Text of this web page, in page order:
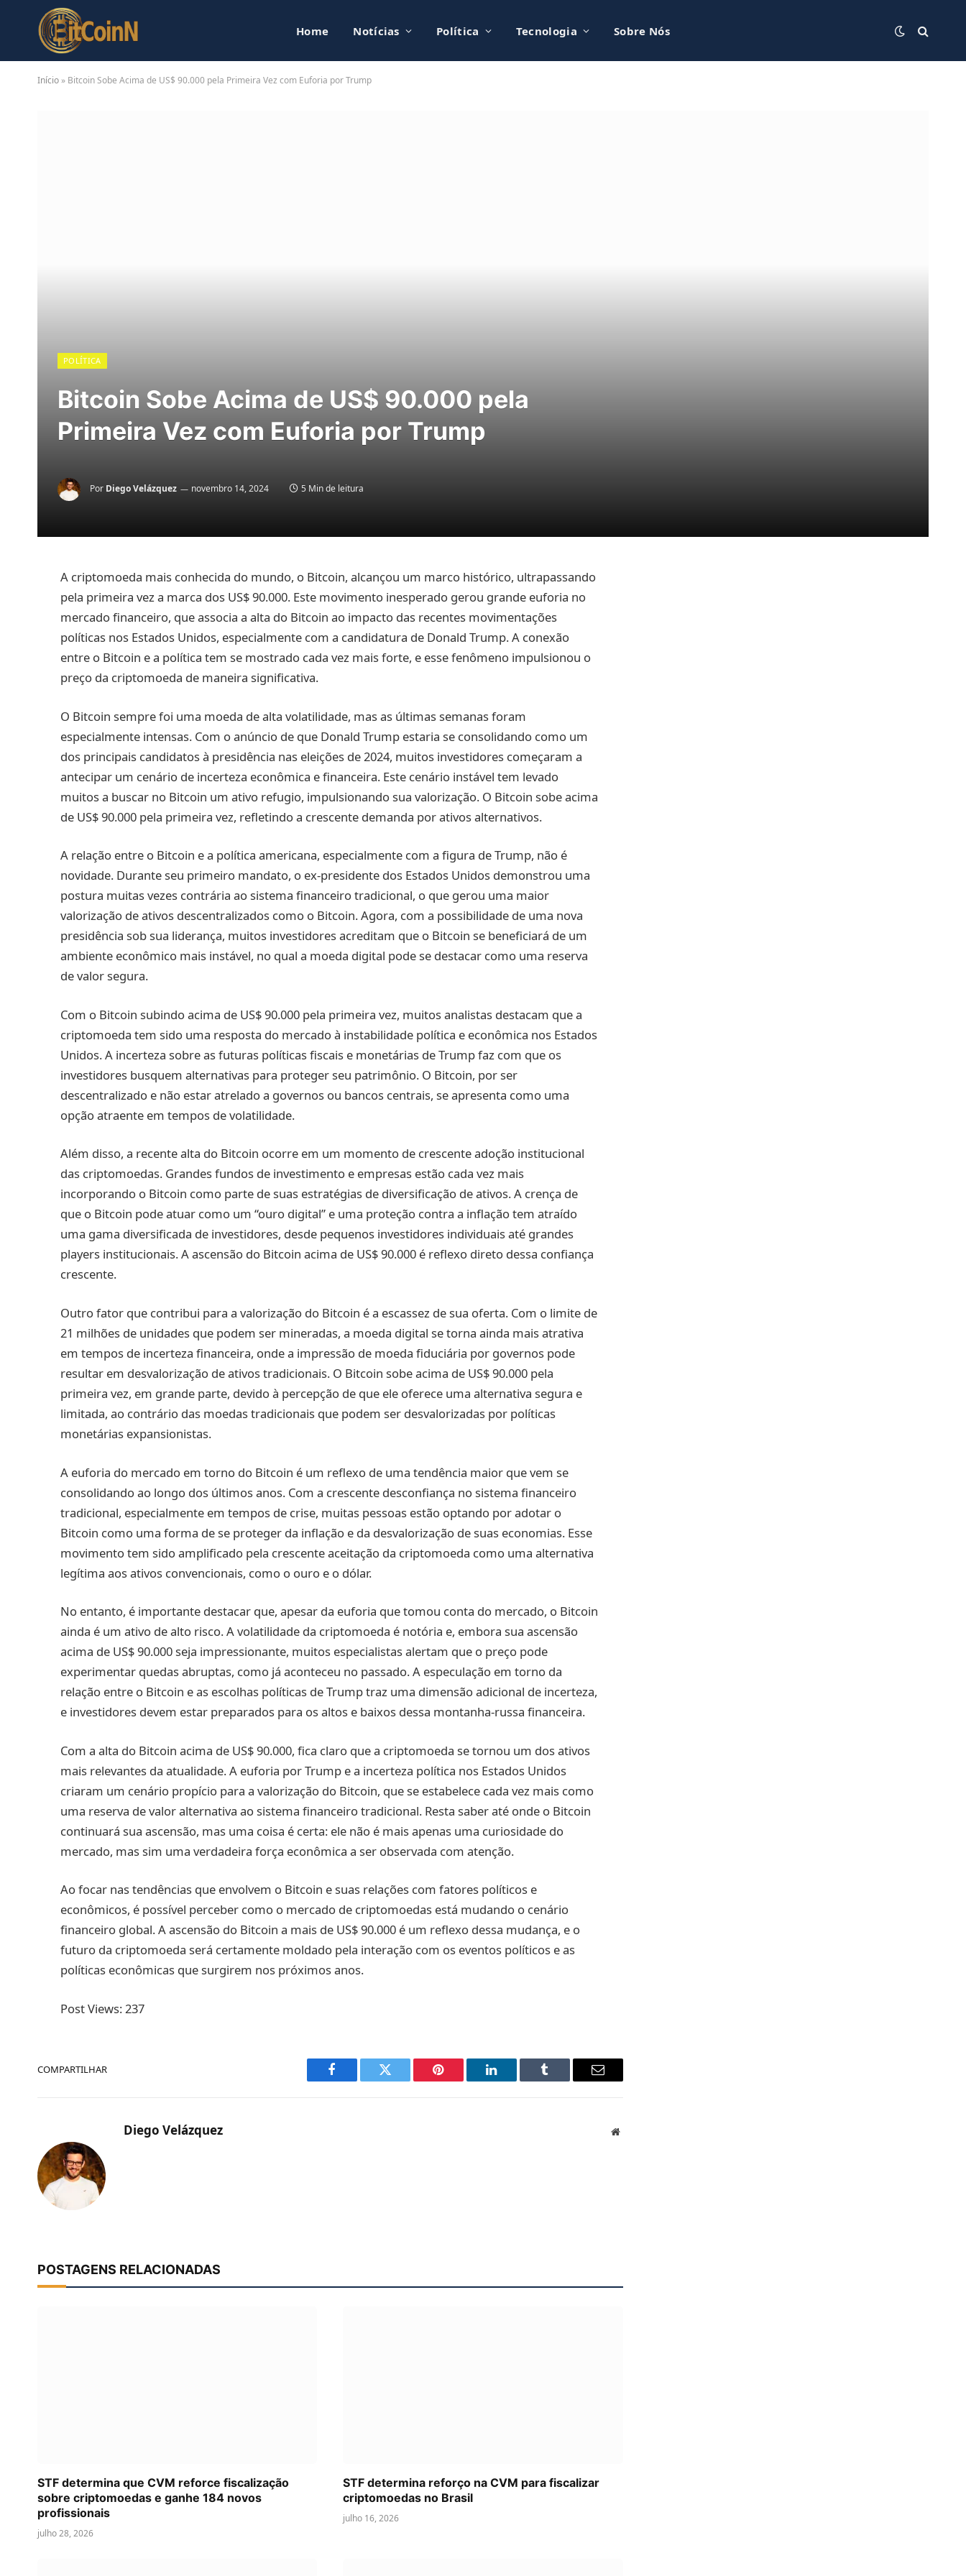
Home Notícias Política Tecnologia Sobre Nós
Início » Bitcoin Sobe Acima de US$ 90.000 pela Primeira Vez com Euforia por Trump
POLÍTICA
Bitcoin Sobe Acima de US$ 90.000 pela
Primeira Vez com Euforia por Trump
Por Diego Velázquez novembro 14, 2024 5 Min de leitura
A criptomoeda mais conhecida do mundo, o Bitcoin, alcançou um marco histórico, ultrapassando
pela primeira vez a marca dos US$ 90.000. Este movimento inesperado gerou grande euforia no
mercado financeiro, que associa a alta do Bitcoin ao impacto das recentes movimentações
políticas nos Estados Unidos, especialmente com a candidatura de Donald Trump. A conexão
entre o Bitcoin e a política tem se mostrado cada vez mais forte, e esse fenômeno impulsionou o
preço da criptomoeda de maneira significativa.
O Bitcoin sempre foi uma moeda de alta volatilidade, mas as últimas semanas foram
especialmente intensas. Com o anúncio de que Donald Trump estaria se consolidando como um
dos principais candidatos à presidência nas eleições de 2024, muitos investidores começaram a
antecipar um cenário de incerteza econômica e financeira. Este cenário instável tem levado
muitos a buscar no Bitcoin um ativo refugio, impulsionando sua valorização. O Bitcoin sobe acima
de US$ 90.000 pela primeira vez, refletindo a crescente demanda por ativos alternativos.
A relação entre o Bitcoin e a política americana, especialmente com a figura de Trump, não é
novidade. Durante seu primeiro mandato, o ex-presidente dos Estados Unidos demonstrou uma
postura muitas vezes contrária ao sistema financeiro tradicional, o que gerou uma maior
valorização de ativos descentralizados como o Bitcoin. Agora, com a possibilidade de uma nova
presidência sob sua liderança, muitos investidores acreditam que o Bitcoin se beneficiará de um
ambiente econômico mais instável, no qual a moeda digital pode se destacar como uma reserva
de valor segura.
Com o Bitcoin subindo acima de US$ 90.000 pela primeira vez, muitos analistas destacam que a
criptomoeda tem sido uma resposta do mercado à instabilidade política e econômica nos Estados
Unidos. A incerteza sobre as futuras políticas fiscais e monetárias de Trump faz com que os
investidores busquem alternativas para proteger seu patrimônio. O Bitcoin, por ser
descentralizado e não estar atrelado a governos ou bancos centrais, se apresenta como uma
opção atraente em tempos de volatilidade.
Além disso, a recente alta do Bitcoin ocorre em um momento de crescente adoção institucional
das criptomoedas. Grandes fundos de investimento e empresas estão cada vez mais
incorporando o Bitcoin como parte de suas estratégias de diversificação de ativos. A crença de
que o Bitcoin pode atuar como um “ouro digital” e uma proteção contra a inflação tem atraído
uma gama diversificada de investidores, desde pequenos investidores individuais até grandes
players institucionais. A ascensão do Bitcoin acima de US$ 90.000 é reflexo direto dessa confiança
crescente.
Outro fator que contribui para a valorização do Bitcoin é a escassez de sua oferta. Com o limite de
21 milhões de unidades que podem ser mineradas, a moeda digital se torna ainda mais atrativa
em tempos de incerteza financeira, onde a impressão de moeda fiduciária por governos pode
resultar em desvalorização de ativos tradicionais. O Bitcoin sobe acima de US$ 90.000 pela
primeira vez, em grande parte, devido à percepção de que ele oferece uma alternativa segura e
limitada, ao contrário das moedas tradicionais que podem ser desvalorizadas por políticas
monetárias expansionistas.
A euforia do mercado em torno do Bitcoin é um reflexo de uma tendência maior que vem se
consolidando ao longo dos últimos anos. Com a crescente desconfiança no sistema financeiro
tradicional, especialmente em tempos de crise, muitas pessoas estão optando por adotar o
Bitcoin como uma forma de se proteger da inflação e da desvalorização de suas economias. Esse
movimento tem sido amplificado pela crescente aceitação da criptomoeda como uma alternativa
legítima aos ativos convencionais, como o ouro e o dólar.
No entanto, é importante destacar que, apesar da euforia que tomou conta do mercado, o Bitcoin
ainda é um ativo de alto risco. A volatilidade da criptomoeda é notória e, embora sua ascensão
acima de US$ 90.000 seja impressionante, muitos especialistas alertam que o preço pode
experimentar quedas abruptas, como já aconteceu no passado. A especulação em torno da
relação entre o Bitcoin e as escolhas políticas de Trump traz uma dimensão adicional de incerteza,
e investidores devem estar preparados para os altos e baixos dessa montanha-russa financeira.
Com a alta do Bitcoin acima de US$ 90.000, fica claro que a criptomoeda se tornou um dos ativos
mais relevantes da atualidade. A euforia por Trump e a incerteza política nos Estados Unidos
criaram um cenário propício para a valorização do Bitcoin, que se estabelece cada vez mais como
uma reserva de valor alternativa ao sistema financeiro tradicional. Resta saber até onde o Bitcoin
continuará sua ascensão, mas uma coisa é certa: ele não é mais apenas uma curiosidade do
mercado, mas sim uma verdadeira força econômica a ser observada com atenção.
Ao focar nas tendências que envolvem o Bitcoin e suas relações com fatores políticos e
econômicos, é possível perceber como o mercado de criptomoedas está mudando o cenário
financeiro global. A ascensão do Bitcoin a mais de US$ 90.000 é um reflexo dessa mudança, e o
futuro da criptomoeda será certamente moldado pela interação com os eventos políticos e as
políticas econômicas que surgirem nos próximos anos.
Post Views:237
COMPARTILHAR
Facebook Twitter Pinterest LinkedIn Tumblr Email
Diego Velázquez Website
POSTAGENS RELACIONADAS
STF determina que CVM reforce fiscalização
sobre criptomoedas e ganhe 184 novos
profissionais
julho 28, 2026
STF determina reforço na CVM para fiscalizar
criptomoedas no Brasil
julho 16, 2026